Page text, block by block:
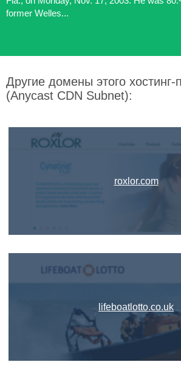
former Welles...
Другие домены этого
(Anycast CDN Subnet):
roxlor.com
lifeboatlotto.co.uk